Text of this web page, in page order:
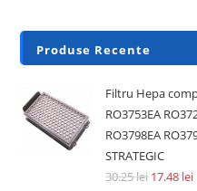
Produse Recente
Filtru Hepa
RO3753EA
RO3798EA
STRATEGIC
30.25lei 17.48 lei